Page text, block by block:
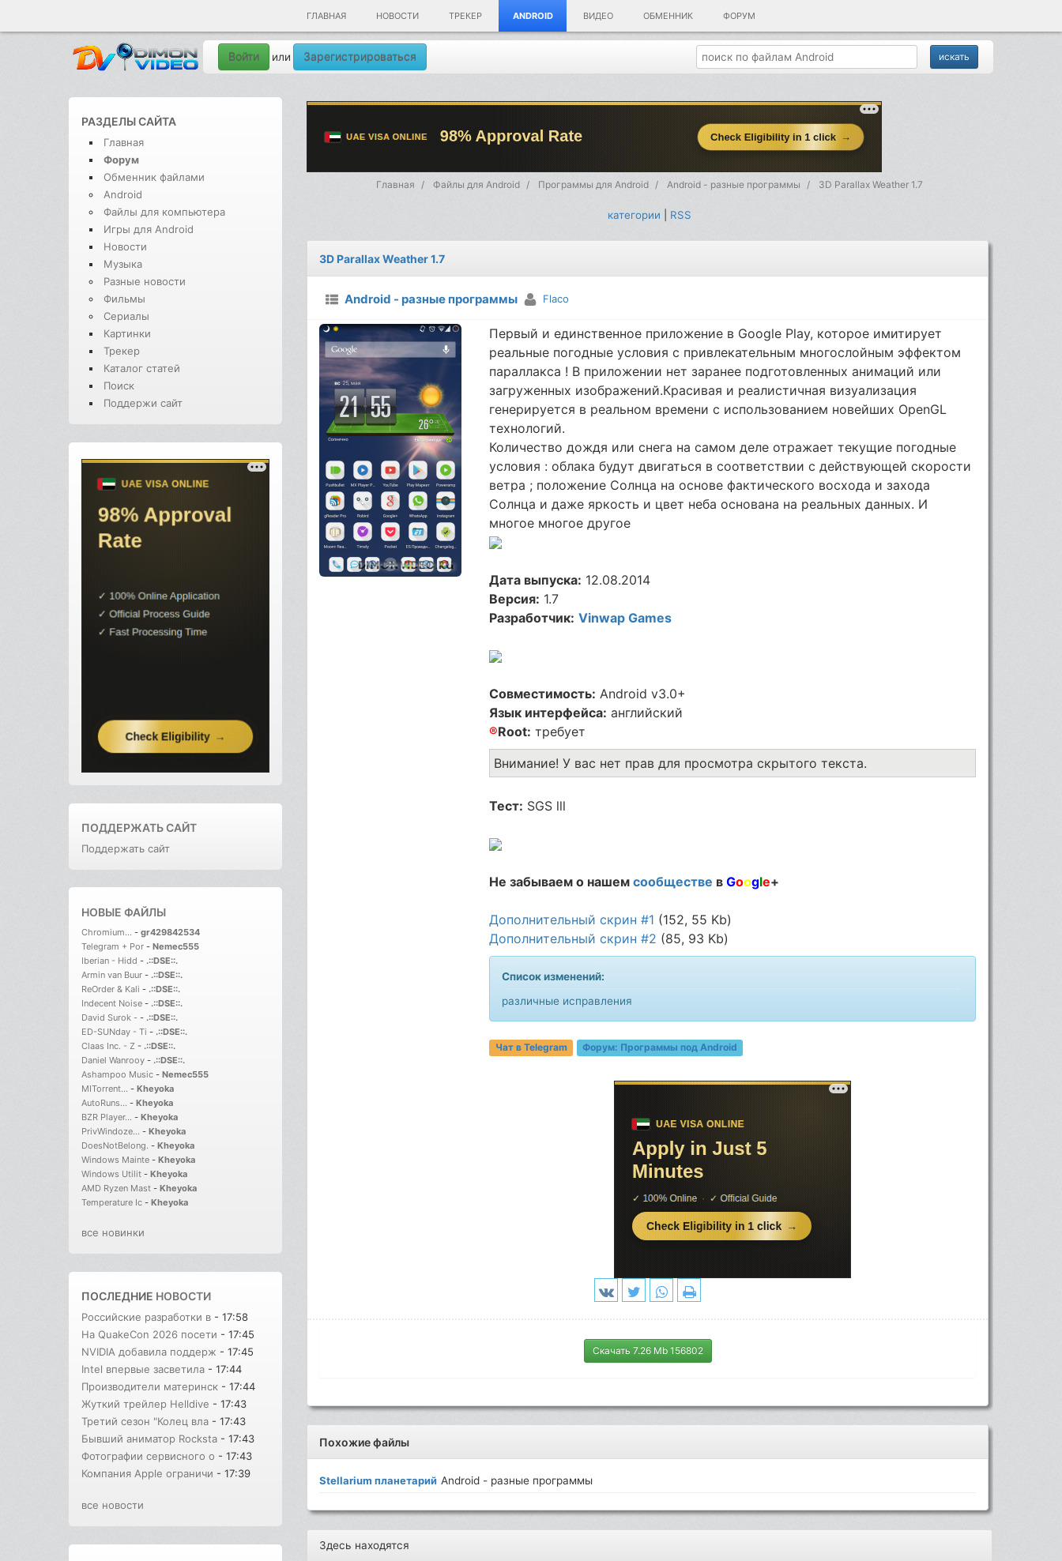
ГЛАВНАЯ НОВОСТИ ТРЕКЕР ANDROID ВИДЕО ОБМЕННИК ФОРУМ
Войти или Зарегистрироваться
РАЗДЕЛЫ САЙТА
Главная
Форум
Обменник файлами
Android
Файлы для компьютера
Игры для Android
Новости
Музыка
Разные новости
Фильмы
Сериалы
Картинки
Трекер
Каталог статей
Поиск
Поддержи сайт
ПОДДЕРЖАТЬ САЙТ
Поддержать сайт
НОВЫЕ ФАЙЛЫ
Chromium... - gr429842534
Telegram + Por - Nemec555
Iberian - Hidd - .::DSE::.
Armin van Buur - .::DSE::.
ReOrder & Kali - .::DSE::.
Indecent Noise - .::DSE::.
David Surok - - .::DSE::.
ED-SUNday - Ti - .::DSE::.
Claas Inc. - Z - .::DSE::.
Daniel Wanrooy - .::DSE::.
Ashampoo Music - Nemec555
MITorrent... - Kheyoka
AutoRuns... - Kheyoka
BZR Player... - Kheyoka
PrivWindoze... - Kheyoka
DoesNotBelong. - Kheyoka
Windows Mainte - Kheyoka
Windows Utilit - Kheyoka
AMD Ryzen Mast - Kheyoka
Temperature Ic - Kheyoka
все новинки
ПОСЛЕДНИЕ НОВОСТИ
Российские разработки в - 17:58
На QuakeCon 2026 посети - 17:45
NVIDIA добавила поддерж - 17:45
Intel впервые засветила - 17:44
Производители материнск - 17:44
Жуткий трейлер Helldive - 17:43
Третий сезон "Колец вла - 17:43
Бывший аниматор Rocksta - 17:43
Фотографии сервисного о - 17:43
Компания Apple ограничи - 17:39
все новости
Главная Файлы для Android Программы для Android Android - разные программы 3D Parallax Weather 1.7
категории RSS
3D Parallax Weather 1.7
Android - разные программы Flaco
Первый и единственное приложение в Google Play, которое имитирует
реальные погодные условия с привлекательным многослойным эффектом
параллакса ! В приложении нет заранее подготовленных анимаций или
загруженных изображений.Красивая и реалистичная визуализация
генерируется в реальном времени с использованием новейших OpenGL
технологий.
Количество дождя или снега на самом деле отражает текущие погодные
условия : облака будут двигаться в соответствии с действующей скорости
ветра ; положение Солнца на основе фактического восхода и захода
Солнца и даже яркость и цвет неба основана на реальных данных. И
многое многое другое
Дата выпуска: 12.08.2014
Версия: 1.7
Разработчик: Vinwap Games
Совместимость: Android v3.0+
Язык интерфейса: английский
®Root: требует
Внимание! У вас нет прав для просмотра скрытого текста.
Тест: SGS lll
Не забываем о нашемсообществе вGoogle+
Дополнительный скрин #1 (152, 55 Kb)
Дополнительный скрин #2 (85, 93 Kb)
Список изменений:
различные исправления
Чат в Telegram Форум: Программы под Android
Скачать 7.26 Mb 156802
Похожие файлы
Stellarium планетарий Android - разные программы
Здесь находятся